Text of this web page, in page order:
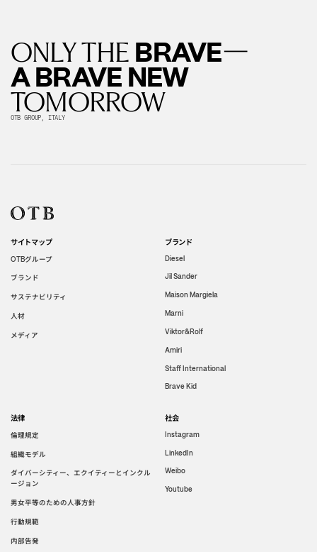
ONLY THE BRAVE—
A BRAVE NEW
TOMORROW
OTB GROUP, ITALY
サイトマップ
OTBグループ
ブランド
サステナビリティ
人材
メディア
ブランド
Diesel
Jil Sander
Maison Margiela
Marni
Viktor&Rolf
Amiri
Staff International
Brave Kid
法律
倫理規定
組織モデル
ダイバーシティー、エクイティーとインクル
ージョン
男女平等のための人事方針
行動規範
内部告発
社会
Instagram
LinkedIn
Weibo
Youtube